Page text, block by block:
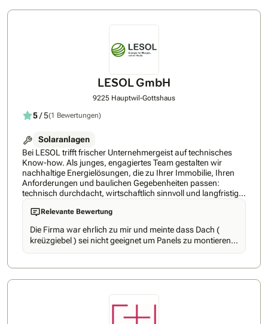
LESOL GmbH
9225 Hauptwil-Gottshaus
5/ 5(1 Bewertungen)
Solaranlagen
Bei LESOL trifft frischer Unternehmergeist auf technisches
Know-how. Als junges, engagiertes Team gestalten wir
nachhaltige Energielösungen, die zu Ihrer Immobilie, Ihren
Anforderungen und baulichen Gegebenheiten passen:
technisch durchdacht, wirtschaftlich sinnvoll und langfristig
zuverlässig. Von der ersten Beratung bis zur Inbetriebnahme
begleiten wir Sie persönlich. Inklusive Planung, Anmeldung,
Montage, Förderantrag und Elektroarbeiten.
Relevante Bewertung
Die Firma war ehrlich zu mir und meinte dass Dach (
kreüzgiebel ) sei nicht geeignet um Panels zu montieren.
Ich bin sehr zufrieden dass mir die Firma Isobau aus